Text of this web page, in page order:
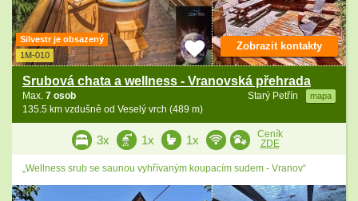
Silvestr je obsazený
1M-010
Srubová chata a wellness - Vranovská přehrada
Starý Petřín mapa
Max. 7 osob
135.5 km vzdušně od Veselý vrch (489 m)
Zobrazit kontakty
3x 1x 1x
Ceník
ZDE
„Wellness srub se saunou vyhřívaným koupacím sudem - Vranov“